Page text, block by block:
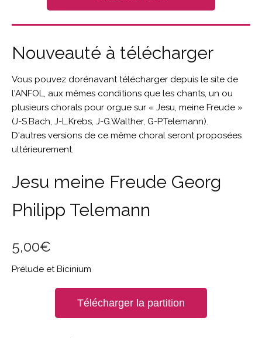
Nouveauté à télécharger
Vous pouvez dorénavant télécharger depuis le site de
l'ANFOL, aux mêmes conditions que les chants, un ou
plusieurs chorals pour orgue sur « Jesu, meine Freude »
(J-S.Bach, J-L.Krebs, J-G.Walther, G-P.Telemann).
D'autres versions de ce même choral seront proposées
ultérieurement.
Jesu meine Freude Georg
Philipp Telemann
5,00€
Prélude et Bicinium
Télécharger la partition